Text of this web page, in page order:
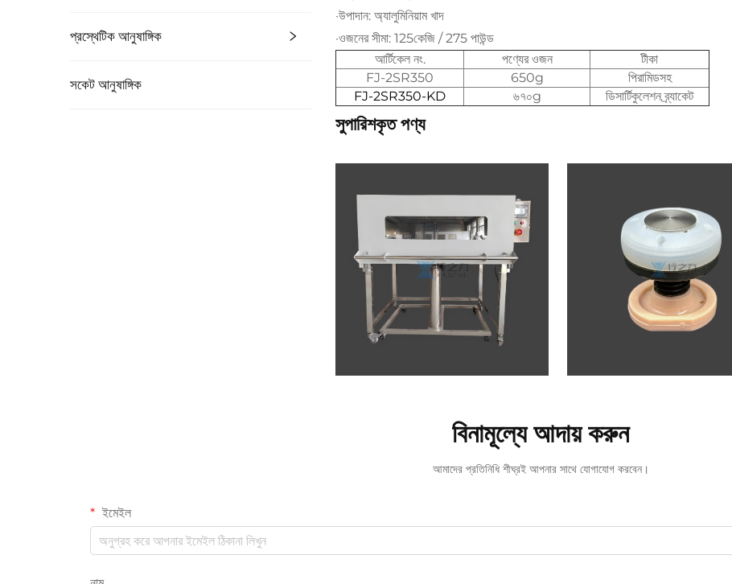
প্রস্থেটিক আনুষাঙ্গিক
সকেট আনুষাঙ্গিক
·উপাদান: অ্যালুমিনিয়াম খাদ
·ওজনের সীমা: 125কেজি / 275 পাউন্ড
আর্টিকেল নং.
পণ্যের ওজন
টীকা
FJ-2SR350
650g
পিরামিডসহ
FJ-2SR350-KD
৬৭০g ডিসার্টিকুলেশন ব্র্যাকেট
সুপারিশকৃত পণ্য
বিনামূল্যে আদায় করুন
আমাদের প্রতিনিধি শীঘ্রই আপনার সাথে যোগাযোগ করবেন।
ইমেইল